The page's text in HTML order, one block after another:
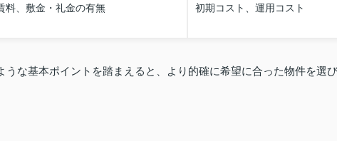
料、敷金・礼金の有無 初期コスト、運用コスト
な基本ポイントを踏まえると、より的確に希望に合った物件を選び